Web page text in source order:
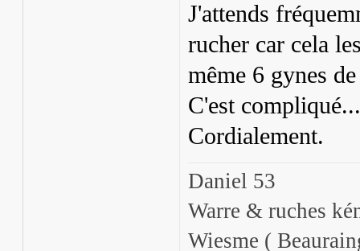
J'attends
rucher car cela
même 6 gynes
C'est compliqué...
Cordialement.
Daniel 53
Warre & ruches
Wiesme (